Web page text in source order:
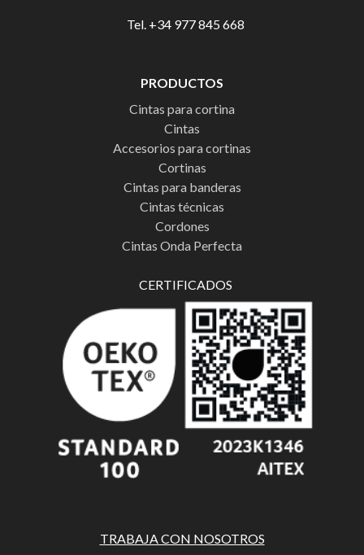
Tel. +34 977 845 668
PRODUCTOS
Cintas para cortina
Cintas
Accesorios para cortinas
Cortinas
Cintas para banderas
Cintas técnicas
Cordones
Cintas Onda Perfecta
CERTIFICADOS
TRABAJA CON NOSOTROS